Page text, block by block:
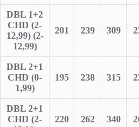
DBL 1+2
CHD (2-
12,99) (2-
12,99)
201 239 309
DBL 2+1
CHD (0-
1,99)
195 238 315
DBL 2+1
CHD (2-
220 262 340